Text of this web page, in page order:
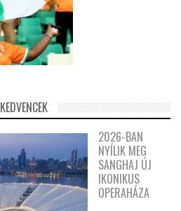
KEDVENCEK
2026-BAN
NYÍLIK MEG
SANGHAJ ÚJ
IKONIKUS
OPERAHÁZA